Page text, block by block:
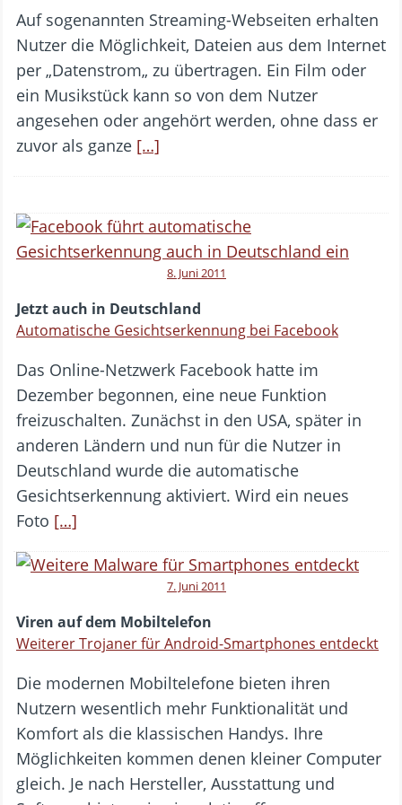
Auf sogenannten Streaming-Webseiten erhalten
Nutzer die Möglichkeit, Dateien aus dem Internet
per „Datenstrom„ zu übertragen. Ein Film oder
ein Musikstück kann so von dem Nutzer
angesehen oder angehört werden, ohne dass er
zuvor als ganze […]
8. Juni 2011
Jetzt auch in Deutschland
Automatische Gesichtserkennung bei Facebook
Das Online-Netzwerk Facebook hatte im
Dezember begonnen, eine neue Funktion
freizuschalten. Zunächst in den USA, später in
anderen Ländern und nun für die Nutzer in
Deutschland wurde die automatische
Gesichtserkennung aktiviert. Wird ein neues
Foto […]
7. Juni 2011
Viren auf dem Mobiltelefon
Weiterer Trojaner für Android-Smartphones entdeckt
Die modernen Mobiltelefone bieten ihren
Nutzern wesentlich mehr Funktionalität und
Komfort als die klassischen Handys. Ihre
Möglichkeiten kommen denen kleiner Computer
gleich. Je nach Hersteller, Ausstattung und